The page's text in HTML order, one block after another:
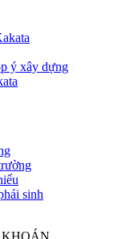
ý xây dựng
sinh
KHOÁN